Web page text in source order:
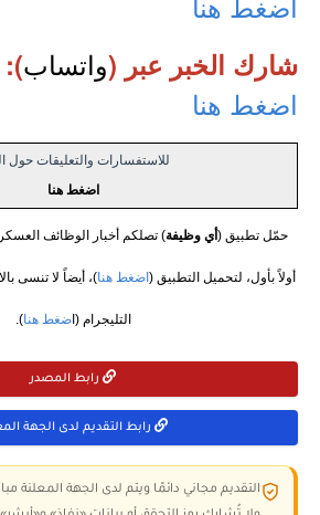
شارك الخبر عبر (واتساب):
اضغط هنا
للاستفسارات والتعليقات حول
اضغط هنا
حمّل تطبيق ( أي وظيفة) تصلكم أخبار الوظائف
أولاً بأول، لتحميل التطبيق ( اضغط هنا)، أيضاً لا تنسى
التليجرام (اضغط هنا).
رابط المصدر
رابط التقديم لدى الجهة
التقديم مجاني دائمًا ويتم لدى الجهة المعلنة